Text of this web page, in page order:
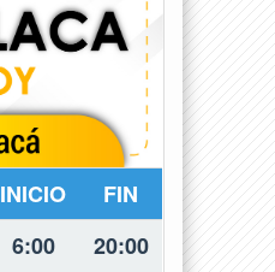
INICIO FIN
6:00 20:00